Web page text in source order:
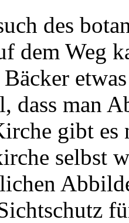
des
dem Weg
Bäcker
dass man
gibt es
selbst